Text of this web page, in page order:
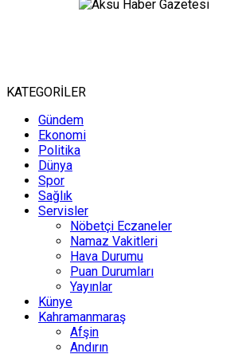
KATEGORİLER
Gündem
Ekonomi
Politika
Dünya
Spor
Sağlık
Servisler
Nöbetçi Eczaneler
Namaz Vakitleri
Hava Durumu
Puan Durumları
Yayınlar
Künye
Kahramanmaraş
Afşin
Andırın